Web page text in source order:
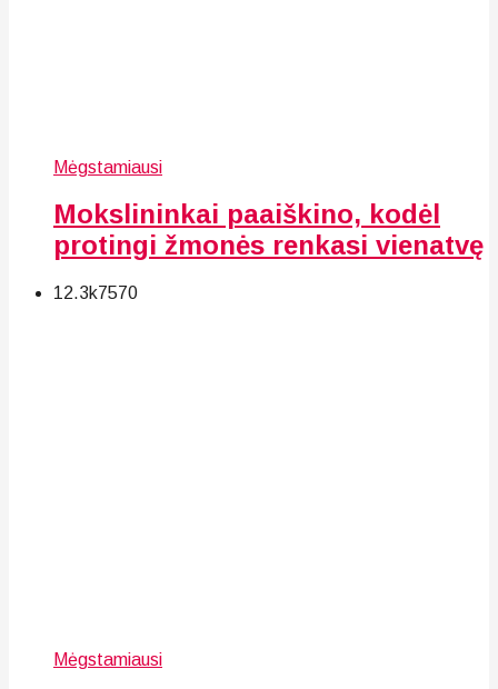
Mėgstamiausi
Mokslininkai paaiškino, kodėl
protingi žmonės renkasi vienatvę
12.3k7570
Mėgstamiausi